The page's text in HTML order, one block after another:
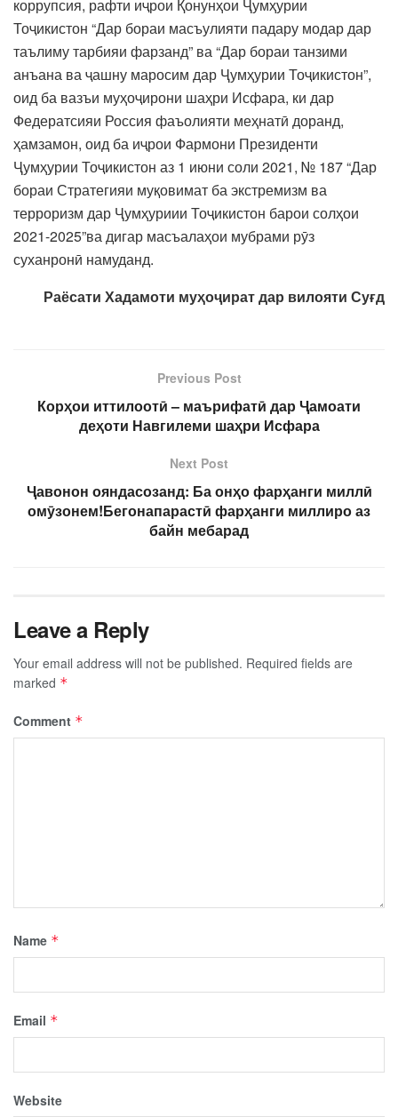
коррупсия, рафти иҷрои Қонунҳои Ҷумҳурии
Тоҷикистон “Дар бораи масъулияти падару модар дар
таълиму тарбияи фарзанд” ва “Дар бораи танзими
анъана ва ҷашну маросим дар Ҷумҳурии Тоҷикистон”,
оид ба вазъи муҳоҷирони шаҳри Исфара, ки дар
Федератсияи Россия фаъолияти меҳнатӣ доранд,
ҳамзамон, оид ба иҷрои Фармони Президенти
Ҷумҳурии Тоҷикистон аз 1 июни соли 2021, № 187 “Дар
бораи Стратегияи муқовимат ба экстремизм ва
терроризм дар Ҷумҳуриии Тоҷикистон барои солҳои
2021-2025”ва дигар масъалаҳои мубрами рӯз
суханронӣ намуданд.
Раёсати Хадамоти муҳоҷират дар вилояти Суғд
Previous Post
Корҳои иттилоотӣ – маърифатӣ дар Ҷамоати
деҳоти Навгилеми шаҳри Исфара
Next Post
Ҷавонон ояндасозанд: Ба онҳо фарҳанги миллӣ
омӯзонем!Бегонапарастӣ фарҳанги миллиро аз
байн мебарад
Leave a Reply
Your email address will not be published. Required fields are
marked *
Comment *
Name *
Email *
Website